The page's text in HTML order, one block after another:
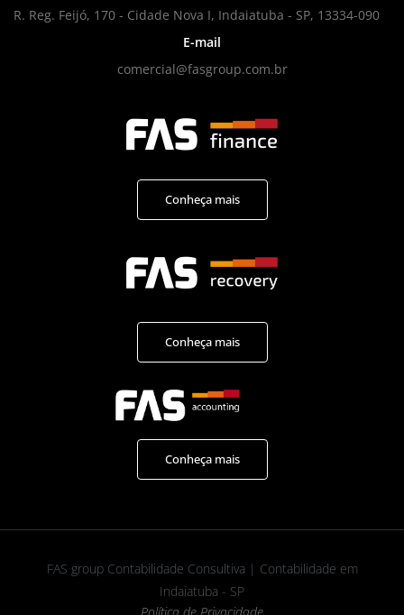
R. Reg. Feijó, 170 - Cidade Nova I, Indaiatuba - SP, 13334-090
E-mail
comercial@fasgroup.com.br
Conheça mais
Conheça mais
Conheça mais
FAS group Contabilidade Consultiva | Contabilidade em
Indaiatuba - SP
Política de Privacidade